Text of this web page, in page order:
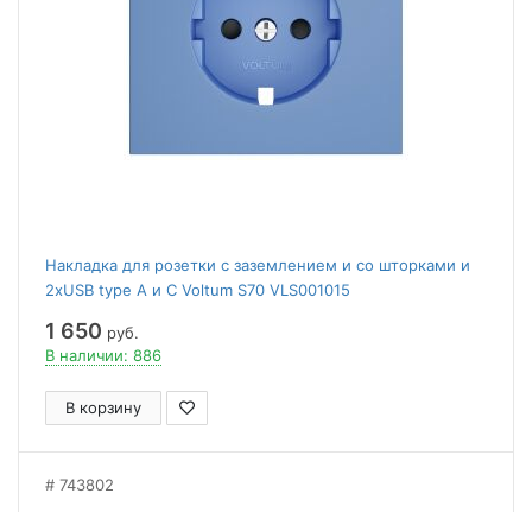
Накладка для розетки с заземлением и со шторками и
2хUSB type A и C Voltum S70 VLS001015
1 650 руб.
В наличии: 886
В корзину
743802